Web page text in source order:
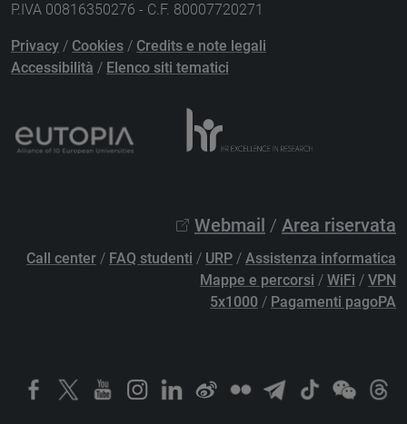
P.IVA 00816350276 - C.F. 80007720271
Privacy / Cookies / Credits e note legali
Accessibilità / Elenco siti tematici
Webmail / Area riservata
Call center / FAQ studenti / URP / Assistenza informatica
Mappe e percorsi / WiFi / VPN
5x1000 / Pagamenti pagoPA